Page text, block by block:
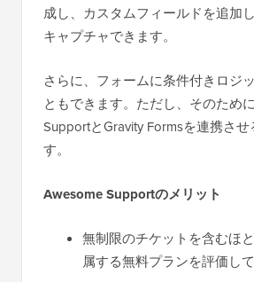
成し、カスタムフィールドを追加
キャプチャできます。
さらに、フォームに条件付きロジ
ともできます。ただし、そのため
SupportとGravity Formsを連携させ
す。
Awesome Supportのメリット
無制限のチケットを含むほ
属する無料プランを評価して